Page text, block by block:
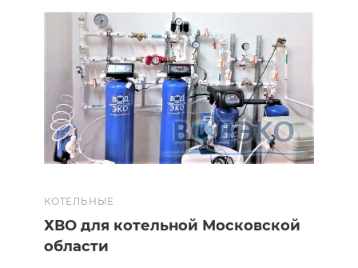
КОТЕЛЬНЫЕ
ХВО для котельной Московской
области